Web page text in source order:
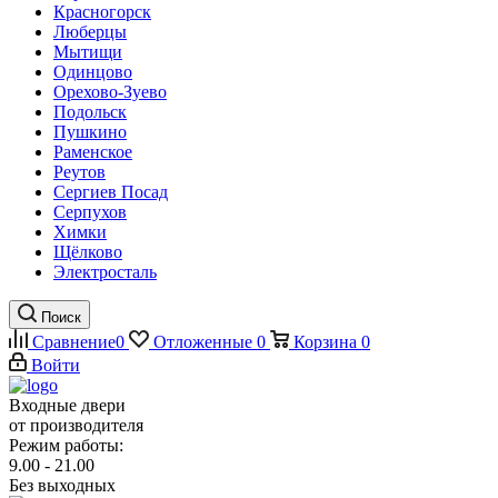
Красногорск
Люберцы
Мытищи
Одинцово
Орехово-Зуево
Подольск
Пушкино
Раменское
Реутов
Сергиев Посад
Серпухов
Химки
Щёлково
Электросталь
Поиск
Сравнение0 Отложенные 0 Корзина 0
Войти
Входные двери
от производителя
Режим работы:
9.00 - 21.00
Без выходных